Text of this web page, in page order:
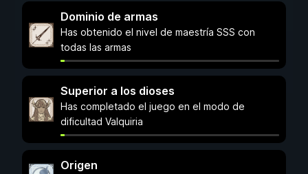
Dominio de armas
Has obtenido el nivel de maestría SSS con
todas las armas
Superior a los dioses
Has completado el juego en el modo de
dificultad Valquiria
Origen